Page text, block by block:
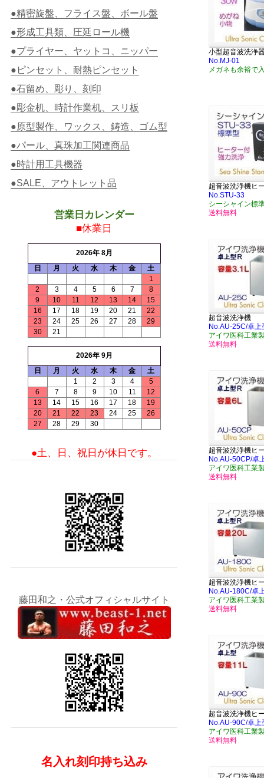
小型超音波洗浄
No.MJ-01
メガネも余裕で
超音波洗浄機ヒ
No.STU-33
シーシャイン標
送料無料
超音波洗浄機
No.AU-25C/卓上
アイワ医科工業
送料無料
超音波洗浄機ヒ
No.AU-50CP/卓
アイワ医科工業
送料無料
超音波洗浄機ヒ
No.AU-180C/卓
アイワ医科工業
送料無料
超音波洗浄機ヒ
No.AU-90C/卓上
アイワ医科工業
送料無料
●精密旋盤、フライス盤、ボール盤
●形成工具類、圧延ロール機
●プライヤー、ヤットコ、ニッパー
●ピンセット、耐熱ピンセット
●石留め、彫り、刻印
●彫金机、時計作業机、スリ板
●原型製作、ワックス、鋳造、ゴム型
●パール、真珠加工関連商品
●時計用工具機器
●SALE、アウトレット品
営業日カレンダー
■休業日
2026年 8月
日
月 火 水 木 金
土
1
2
3 4 5 6 7
8
9
10 11 12 13 14
15
16
17 18 19 20 21
22
23
24 25 26 27 28
29
30
21
2026年 9月
日
月 火 水 木 金
土
1
2 3 4
5
6
7 8 9 10 11
12
13
14 15 16 17 18
19
20
21 22 23 24 25
26
27
28 29 30
●土、日、祝日が休日です。
藤田和之・公式オフィシャルサイト
名入れ刻印持ち込み